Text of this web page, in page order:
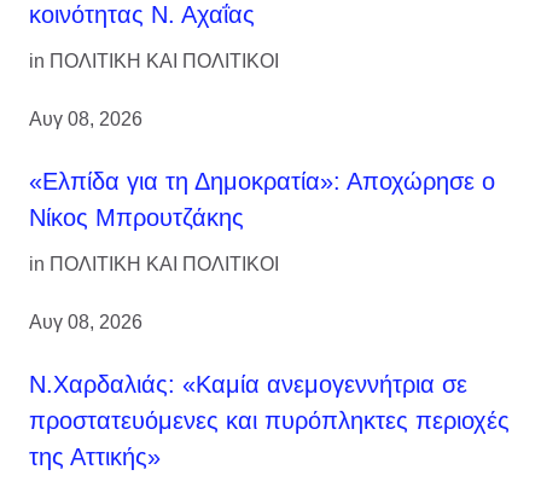
κοινότητας Ν. Αχαΐας
in ΠΟΛΙΤΙΚΗ ΚΑΙ ΠΟΛΙΤΙΚΟΙ
Αυγ 08, 2026
«Ελπίδα για τη Δημοκρατία»: Αποχώρησε ο
Νίκος Μπρουτζάκης
in ΠΟΛΙΤΙΚΗ ΚΑΙ ΠΟΛΙΤΙΚΟΙ
Αυγ 08, 2026
Ν.Χαρδαλιάς: «Καμία ανεμογεννήτρια σε
προστατευόμενες και πυρόπληκτες περιοχές
της Αττικής»